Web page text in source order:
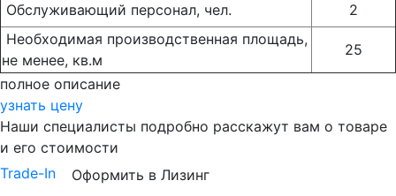
Обслуживающий персонал, чел.
2
Необходимая производственная площадь,
не менее, кв.м
25
полное описание
узнать цену
Наши специалисты подробно расскажут вам о товаре
и его стоимости
Trade-In
Оформить в Лизинг